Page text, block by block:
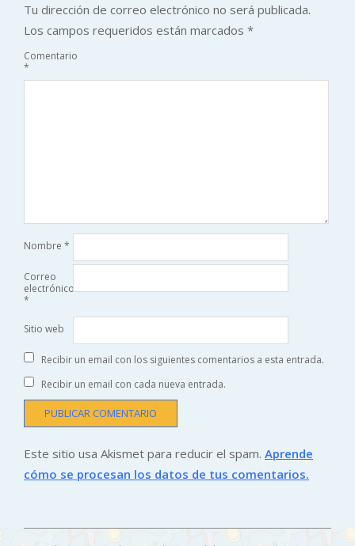
Tu dirección de correo electrónico no será publicada.
Los campos requeridos están marcados *
Comentario
*
Nombre *
Correo
electrónico
*
Sitio web
Recibir un email con los siguientes comentarios a esta entrada.
Recibir un email con cada nueva entrada.
Este sitio usa Akismet para reducir el spam. Aprende
cómo se procesan los datos de tus comentarios.